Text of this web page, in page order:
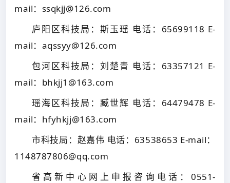
mail：ssqkjj@126.com
庐阳区科技局：斯玉瑶 电话：65699118 E-
mail：aqssyy@126.com
包河区科技局：刘楚青 电话：63357121 E-
mail：bhkjj1@163.com
瑶海区科技局：臧世辉 电话：64479478 E-
mail：hfyhkjj@163.com
市科技局：赵嘉伟 电话：63538653 E-mail：
1148787806@qq.com
省高新中心网上申报咨询电话：0551-